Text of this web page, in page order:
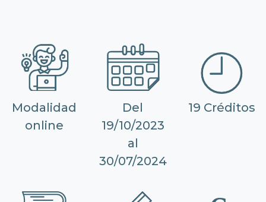
Modalidad
online
Del
19/10/2023
al
30/07/2024
19 Créditos